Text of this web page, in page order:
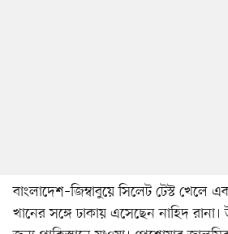
বাংলাদেশ–জিম্বাবুয়ে সিলেট টেস্ট
খানের সঙ্গে ঢাকায় এসেছেন নাহিদ